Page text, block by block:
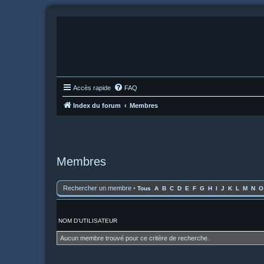
Accès rapide FAQ
Index du forum Membres
Membres
Rechercher un membre • Tous A B C D E F G H I J K L M N O
NOM D’UTILISATEUR
Aucun membre trouvé pour ce critère de recherche.